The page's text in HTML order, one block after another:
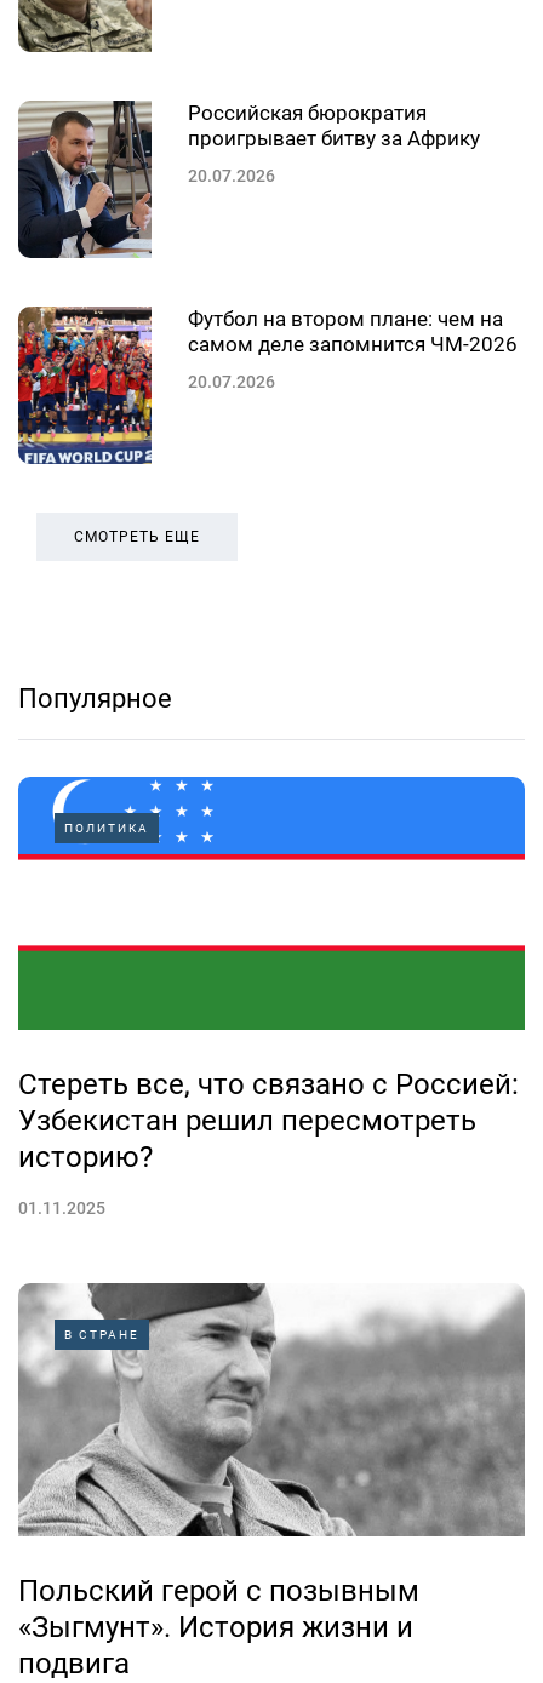
Российская бюрократия
проигрывает битву за Африку
20.07.2026
Футбол на втором плане: чем на
самом деле запомнится ЧМ-2026
20.07.2026
СМОТРЕТЬ ЕЩЕ
Популярное
ПОЛИТИКА
Стереть все, что связано с Россией:
Узбекистан решил пересмотреть
историю?
01.11.2025
В СТРАНЕ
Польский герой с позывным
«Зыгмунт». История жизни и
подвига